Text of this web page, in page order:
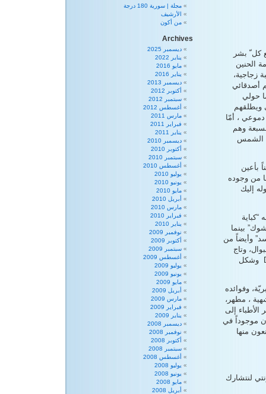
كل ّ بشر
الحنين
زجاجية،
أصدقائي
حولي
ويطلقهم
، أمّا
وهم
الشمس
بأعين
من وجوده
إليك
بينما
وأيضاً من
وتاج
الراهب، والكرة الصفراء وترجمته للانكليزية Taraxacum أو Dandelion وشكل
وفوائده
، مطهر،
إلى
موجوداً في
منها
لنتشارك
مجلة | سورية 180 درجة
الأرشيف
من أكون
Archives
ديسمبر 2025
يناير 2022
مايو 2016
يناير 2016
ديسمبر 2013
أكتوبر 2012
سبتمبر 2012
أغسطس 2012
مارس 2011
فبراير 2011
يناير 2011
ديسمبر 2010
أكتوبر 2010
سبتمبر 2010
أغسطس 2010
يوليو 2010
يونيو 2010
مايو 2010
أبريل 2010
مارس 2010
فبراير 2010
يناير 2010
نوفمبر 2009
أكتوبر 2009
سبتمبر 2009
أغسطس 2009
يوليو 2009
يونيو 2009
مايو 2009
أبريل 2009
مارس 2009
فبراير 2009
يناير 2009
ديسمبر 2008
نوفمبر 2008
أكتوبر 2008
سبتمبر 2008
أغسطس 2008
يوليو 2008
يونيو 2008
مايو 2008
أبريل 2008